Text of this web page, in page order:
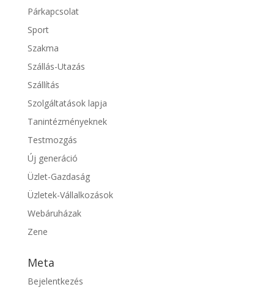
Párkapcsolat
Sport
Szakma
Szállás-Utazás
Szállítás
Szolgáltatások lapja
Tanintézményeknek
Testmozgás
Új generáció
Üzlet-Gazdaság
Üzletek-Vállalkozások
Webáruházak
Zene
Meta
Bejelentkezés